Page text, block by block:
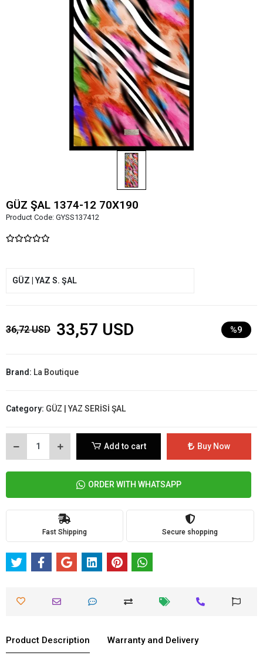
GÜZ ŞAL 1374-12 70X190
Product Code: GYSS137412
GÜZ | YAZ S. ŞAL
36,72 USD 33,57 USD %9
Brand: La Boutique
Category: GÜZ | YAZ SERİSİ ŞAL
Add to cart Buy Now
ORDER WITH WHATSAPP
Fast Shipping Secure shopping
Product Description Warranty and Delivery